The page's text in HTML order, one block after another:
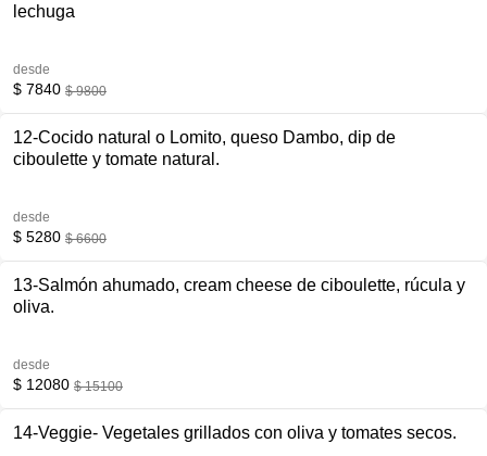
lechuga
desde
$ 7840 $ 9800
12-Cocido natural o Lomito, queso Dambo, dip de
ciboulette y tomate natural.
desde
$ 5280 $ 6600
13-Salmón ahumado, cream cheese de ciboulette, rúcula y
oliva.
desde
$ 12080 $ 15100
14-Veggie- Vegetales grillados con oliva y tomates secos.